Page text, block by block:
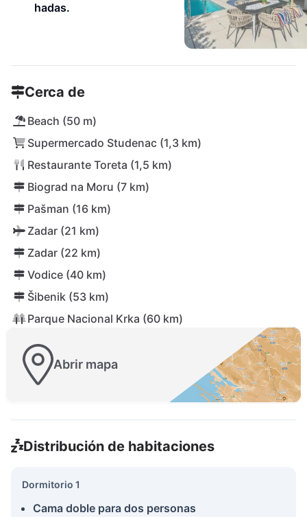
hadas.
Cerca de
Beach (50 m)
Supermercado Studenac (1,3 km)
Restaurante Toreta (1,5 km)
Biograd na Moru (7 km)
Pašman (16 km)
Zadar (21 km)
Zadar (22 km)
Vodice (40 km)
Šibenik (53 km)
Parque Nacional Krka (60 km)
Abrir mapa
Distribución de habitaciones
Dormitorio 1
Cama doble para dos personas